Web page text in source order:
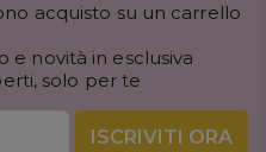
acquisto su un carrello
e novità in esclusiva
solo per te
ISCRIVITI ORA